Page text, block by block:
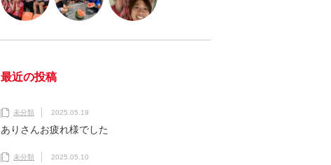
最近の投稿
未分類 2025.05.19
ありさんお疲れ様でした
未分類 2025.05.10